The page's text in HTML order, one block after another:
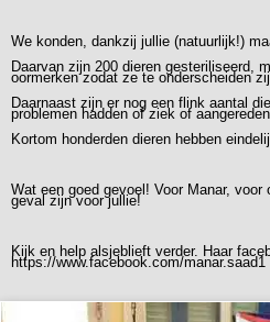
We konden, dankzij jullie (natuurlijk!)
Daarvan zijn 200 dieren gesteriliseerd,
oormerken zodat ze te onderscheiden
Daarnaast zijn er nog een flink aantal
problemen hadden of ziek of aangereden
Kortom honderden dieren hebben
Wat een goed gevoel! Voor Manar,
geval zijn voor jullie!
Kijk en help alsjeblieft verder. Haar
https://www.facebook.com/manar.saad1